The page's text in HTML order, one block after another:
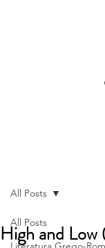
All Posts
All Posts
High and Low